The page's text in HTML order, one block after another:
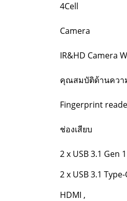
4Cell
Camera
IR&HD Camera
คุณสมบัติด้านควา
Fingerprint
ช่องเสียบ
2 x USB 3.1 Gen
2 x USB 3.1
HDMI ,